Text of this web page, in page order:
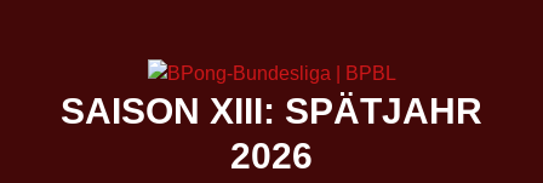
SAISON XIII: SPÄTJAHR
2026